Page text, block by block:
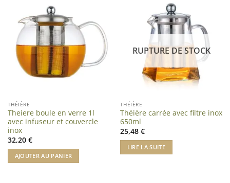
THÉIÈRE
Theiere boule en verre 1l
avec infuseur et couvercle
inox
32,20 €
AJOUTER AU PANIER
RUPTURE DE STOCK
THÉIÈRE
Théière carrée avec filtre inox
650ml
25,48 €
LIRE LA SUITE